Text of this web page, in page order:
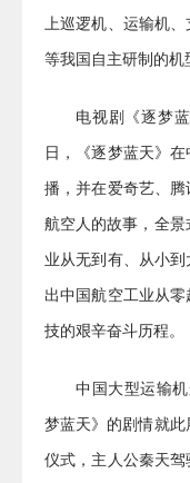
上巡逻机、运输机
等我国自主研制的
电视剧《逐梦
日，《逐梦蓝天》
播，并在爱奇艺、
航空人的故事，全
业从无到有、从小
出中国航空工业从
技的艰辛奋斗历程。
中国大型运输
梦蓝天》的剧情就
仪式，主人公秦天